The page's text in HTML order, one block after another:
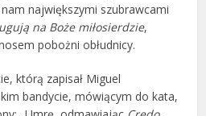
największymi szubrawcami
na Boże miłosierdzie,
pobożni obłudnicy.
którą zapisał Miguel
bandycie, mówiącym do kata,